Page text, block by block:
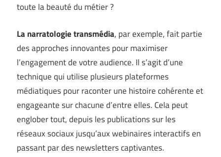
toute la beauté du métier ?
La narratologie transmédia, par exemple, fait partie
des approches innovantes pour maximiser
l’engagement de votre audience. Il s’agit d’une
technique qui utilise plusieurs plateformes
médiatiques pour raconter une histoire cohérente et
engageante sur chacune d’entre elles. Cela peut
englober tout, depuis les publications sur les
réseaux sociaux jusqu’aux webinaires interactifs en
passant par des newsletters captivantes.